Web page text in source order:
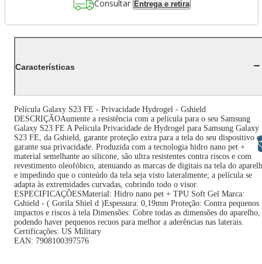
Consultar Entrega e retira
Características
Película Galaxy S23 FE - Privacidade Hydrogel - Gshield
DESCRIÇÃOAumente a resistência com a película para o seu Samsung
Galaxy S23 FE A Película Privacidade de Hydrogel para Samsung Galaxy
S23 FE, da Gshield, garante proteção extra para a tela do seu dispositivo e
garante sua privacidade. Produzida com a tecnologia hidro nano pet +
material semelhante ao silicone, são ultra resistentes contra riscos e com
revestimento oleofóbico, atenuando as marcas de digitais na tela do
e impedindo que o conteúdo da tela seja visto lateralmente; a película se
adapta às extremidades curvadas, cobrindo todo o visor.
ESPECIFICAÇÕESMaterial: Hidro nano pet + TPU Soft Gel Marca:
Gshield - ( Gorila Shiel d )Espessura: 0,19mm Proteção: Contra pequenos
impactos e riscos à tela Dimensões: Cobre todas as dimensões do aparelho,
podendo haver pequenos recuos para melhor a aderências nas laterais.
Certificações: US Military
EAN: 7908100397576
Libras